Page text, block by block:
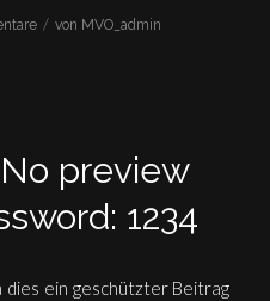
/ von MVO_admin
preview
1234
dies ein geschützter Beitrag